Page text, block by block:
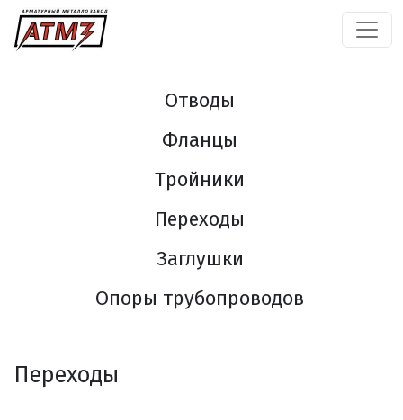
Отводы
Фланцы
Тройники
Переходы
Заглушки
Опоры трубопроводов
Переходы